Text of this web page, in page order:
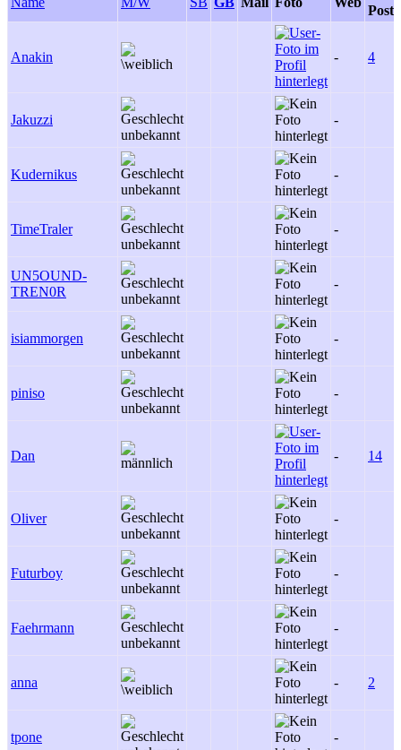
Posts
Anakin - 4
Jakuzzi -
Kudernikus -
TimeTraler -
UN5OUND-
TREN0R
-
isiammorgen -
piniso -
Dan - 14
Oliver -
Futurboy -
Faehrmann -
anna - 2
tpone -